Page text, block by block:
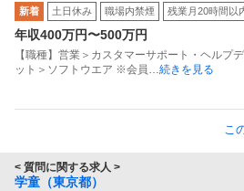
カスタマーサポート（平均残業時間10h
新着 土日休み 職場内禁煙 残業月20時間以
年収400万円〜500万円
【職種】営業＞カスタマーサポート・ヘルプ
ット＞ソフトウエア ※会員…続きを見る
こ
< 質問に関する求人 >
学童（東京都）